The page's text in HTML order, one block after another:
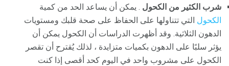
شرب الكثير من الكحول . يمكن أن يساعد الحد من كمية
الكحول التي تتناولها على الحفاظ على صحة قلبك ومستويات
الدهون الثلاثية. وقد أظهرت الدراسات أن الكحول يمكن أن
يؤثر سلبًا على الدهون بكميات متزايدة ، لذلك يُقترح أن تقصر
الكحول على مشروب واحد في اليوم كحد أقصى إذا كنت